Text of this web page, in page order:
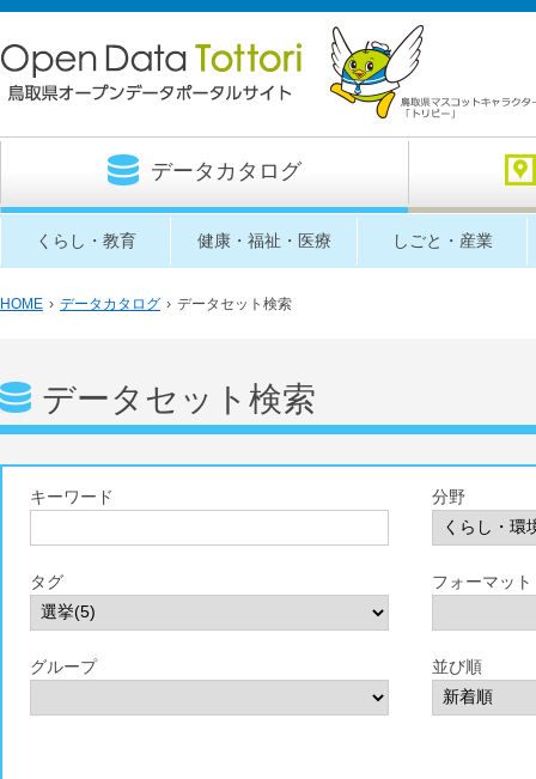
データカタログ
くらし・教育 健康・福祉・医療 しごと・産業
HOME › データカタログ › データセット検索
データセット検索
キーワード 分野
タグ フォーマット
グループ 並び順